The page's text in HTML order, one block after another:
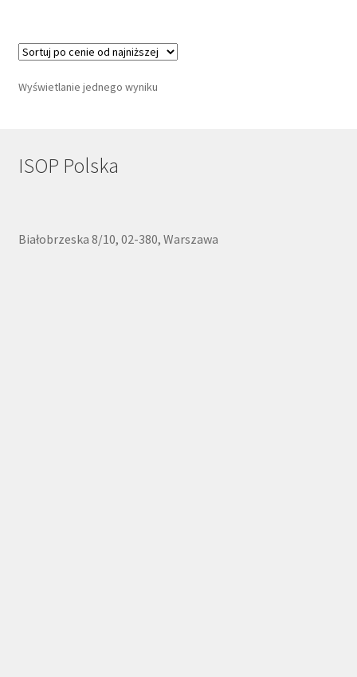
Wyświetlanie jednego wyniku
ISOP Polska
Białobrzeska 8/10, 02-380, Warszawa